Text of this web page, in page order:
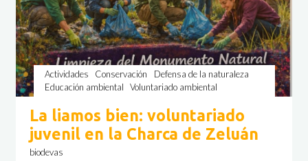
Actividades Conservación
Defensa de la naturaleza
Educación ambiental
Voluntariado ambiental
La liamos bien: voluntariado
juvenil en la Charca de Zeluán
biodevas